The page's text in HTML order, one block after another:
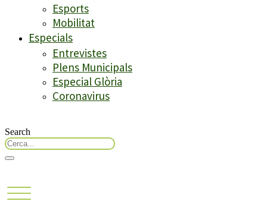
Esports
Mobilitat
Especials
Entrevistes
Plens Municipals
Especial Glòria
Coronavirus
Search